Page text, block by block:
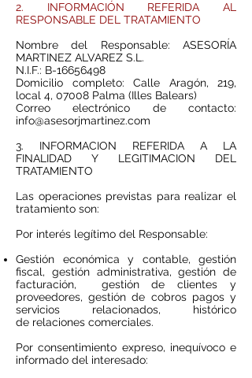
2. INFORMACIÓN REFERIDA AL
RESPONSABLE DEL TRATAMIENTO
Nombre del Responsable: ASESORÍA
MARTINEZ ALVAREZ S.L.
N.I.F.: B-16656498
Domicilio completo: Calle Aragón, 219,
local 4, 07008 Palma (Illes Balears)
Correo electrónico de contacto:
info@asesorjmartinez.com
3. INFORMACION REFERIDA A LA
FINALIDAD Y LEGITIMACION DEL
TRATAMIENTO
Las operaciones previstas para realizar el
tratamiento son:
Por interés legítimo del Responsable:
Gestión económica y contable, gestión
fiscal, gestión administrativa, gestión de
facturación, gestión de clientes y
proveedores, gestión de cobros pagos y
servicios relacionados, histórico
de relaciones comerciales.
Por consentimiento expreso, inequívoco e
informado del interesado: